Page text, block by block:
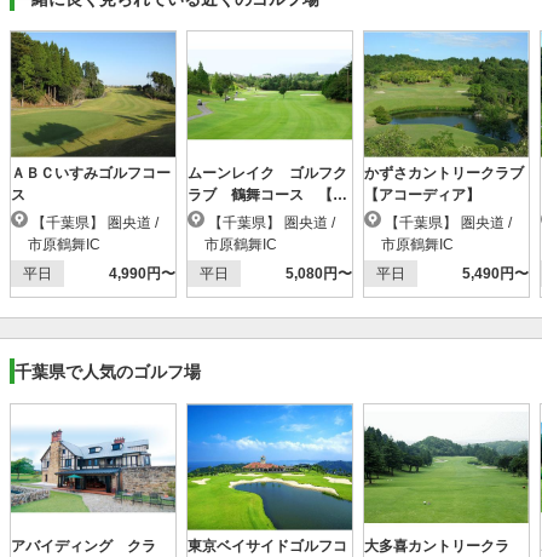
ＡＢＣいすみゴルフコー
ス
市原鶴舞IC
平日
4,990円〜
ムーンレイク ゴルフク
ラブ 鶴舞コース 【Ｐ
ＧＭ】
市原鶴舞IC
平日
5,080円〜
かずさカントリークラブ
【アコーディア】
市原鶴舞IC
平日
5,490円〜
千葉県で人気のゴルフ場
アバイディング クラ
東京ベイサイドゴルフコ
大多喜カントリークラ